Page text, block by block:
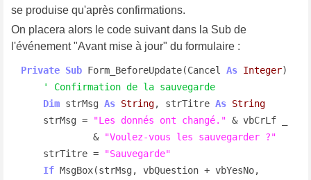
se produise qu'après confirmations.
On placera alors le code suivant dans la Sub de
l'événement "Avant mise à jour" du formulaire :
Private Sub Form_BeforeUpdate(Cancel As Integer)
' Confirmation de la sauvegarde
Dim strMsg As String, strTitre As String
    strMsg =
"Les donnés ont changé." & vbCrLf _
             &
"Voulez-vous les sauvegarder ?"
    strTitre =
"Sauvegarde"
If MsgBox(strMsg, vbQuestion + vbYesNo,